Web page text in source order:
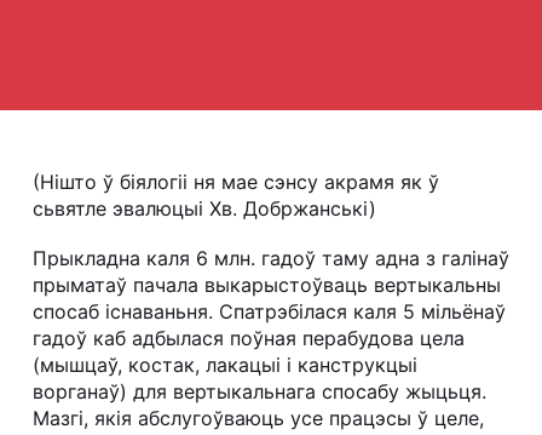
(Нішто ў біялогіі ня мае сэнсу акрамя як ў
сьвятле эвалюцыі Хв. Добржанські)
Прыкладна каля 6 млн. гадоў таму адна з галінаў
прыматаў пачала выкарыстоўваць вертыкальны
спосаб існаваньня. Спатрэбілася каля 5 мільёнаў
гадоў каб адбылася поўная перабудова цела
(мышцаў, костак, лакацыі і канструкцыі
ворганаў) для вертыкальнага спосабу жыцьця.
Мазгі, якія абслугоўваюць усе працэсы ў целе,